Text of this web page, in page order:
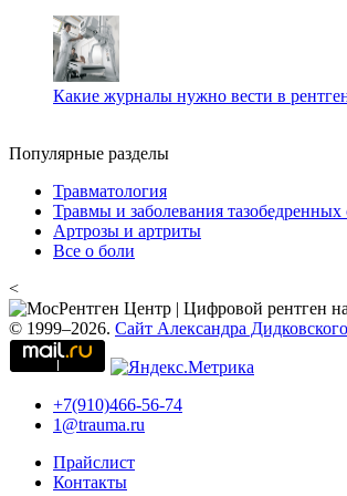
Какие журналы нужно вести в
Популярные разделы
Травматология
Травмы и заболевания тазобедренных
Артрозы и артриты
Все о боли
<
© 1999–2026. Сайт Александра Дидковского
+7(910)466-56-74
1@trauma.ru
Прайслист
Контакты